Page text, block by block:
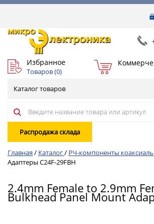
Избранное
Товаров (0)
Каталог товаров
Распродажа склада
Главная / Каталог/ РЧ-компоненты
Адаптеры C24F-29FBH
2.4mm Female to 2.9mm
Bulkhead Panel Mount